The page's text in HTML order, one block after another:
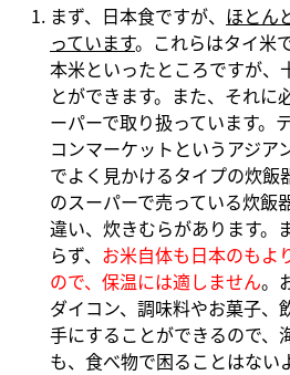
まず、日本食ですが、 ほとん
っています。これらはタイ米
本米といったところですが、
とができます。また、それに
ーパーで取り扱っています。
コンマーケットというアジア
でよく見かけるタイプの炊飯
のスーパーで売っている炊飯
違い、炊きむらがあります。
らず、 お米自体も日本のもよ
ので、 保温には適しません。
ダイコン、調味料やお菓子、
手にすることができるので、
も、食べ物で困ることはない